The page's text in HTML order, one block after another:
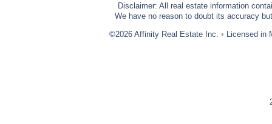
Disclaimer: All real estate information
We have no reason to doubt its accuracy
©2026 Affinity Real Estate Inc. • Licensed in